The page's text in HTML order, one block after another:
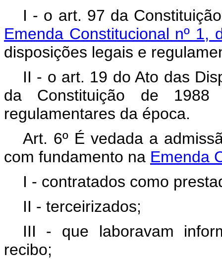
I - o art. 97 da
Emenda Constitucional nº
disposições legais e
II - o art. 19 do Ato das
da Constituição de
regulamentares da época.
Art. 6º É vedada a
com fundamento na Emenda
I - contratados como
II - terceirizados;
III - que laboravam
recibo;